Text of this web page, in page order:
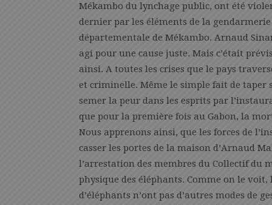
Mékambo du lynchage public, ont été
dernier par les éléments de la
départementale de Mékambo. Arnaud
agi pour une cause juste. Mais c’était
ainsi. A toutes les crises que le pays
et criminelle. Même le simple fait de
semer la peur dans les esprits par
que pour la première fois au Gabon, la
Nous apprenons ainsi, que les forces de
casser les portes de la maison d’Arnaud
l’arrestation des membres du Collectif du
physique des éléphants. Comme on le
d’éléphants n’ont pas d’autres modes de